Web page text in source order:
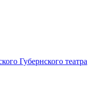
Губернского театра